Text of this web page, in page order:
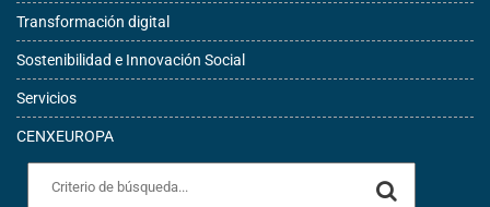
Transformación digital
Sostenibilidad e Innovación Social
Servicios
CENXEUROPA